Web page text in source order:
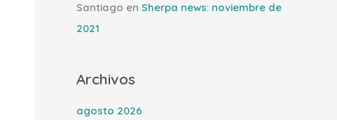
Santiago en Sherpa news: noviembre de
2021
Archivos
agosto 2026